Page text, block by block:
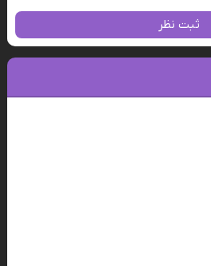
ثبت نظر